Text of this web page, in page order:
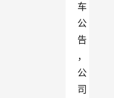
车
公
告
，
公
司